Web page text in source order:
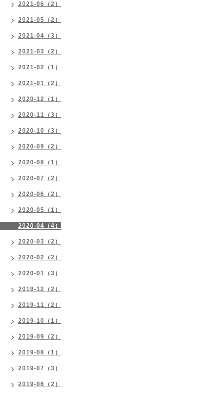
2021-06（2）
2021-05（2）
2021-04（3）
2021-03（2）
2021-02（1）
2021-01（2）
2020-12（1）
2020-11（3）
2020-10（3）
2020-09（2）
2020-08（1）
2020-07（2）
2020-06（2）
2020-05（1）
2020-04（4）
2020-03（2）
2020-02（2）
2020-01（3）
2019-12（2）
2019-11（2）
2019-10（1）
2019-09（2）
2019-08（1）
2019-07（3）
2019-06（2）